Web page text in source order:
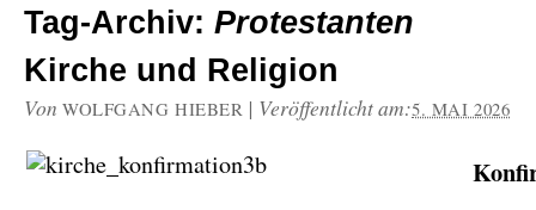
Tag-Archiv: Protestanten
Kirche und Religion
Von WOLFGANG HIEBER | Veröffentlicht am:5. MAI 2026